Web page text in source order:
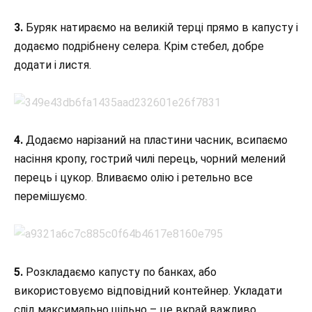
3. Буряк натираємо на великій терці прямо в капусту і
додаємо подрібнену селера. Крім стебел, добре
додати і листя.
4. Додаємо нарізаний на пластини часник, всипаємо
насіння кропу, гострий чилі перець, чорний мелений
перець і цукор. Вливаємо олію і ретельно все
перемішуємо.
5. Розкладаємо капусту по банках, або
використовуємо відповідний контейнер. Укладати
слід максимально щільно – це вкрай важливо.